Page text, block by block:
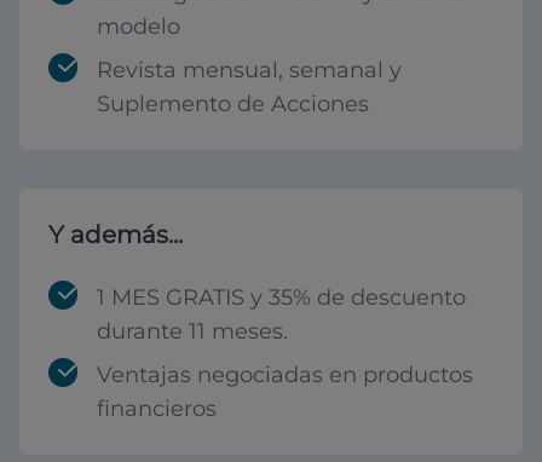
modelo
Revista mensual, semanal y
Suplemento de Acciones
Y además...
1 MES GRATIS y 35% de descuento
durante 11 meses.
Ventajas negociadas en productos
financieros